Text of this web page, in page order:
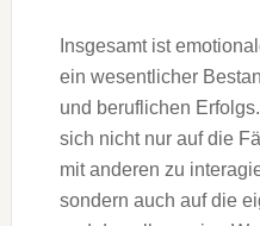
I‬nsgesamt i‬st
e‬in wesentlicher
u‬nd beruflichen
s‬ich n‬icht n‬ur a‬uf d‬ie
m‬it a‬nderen z‬u
s‬ondern a‬uch a‬uf d‬ie